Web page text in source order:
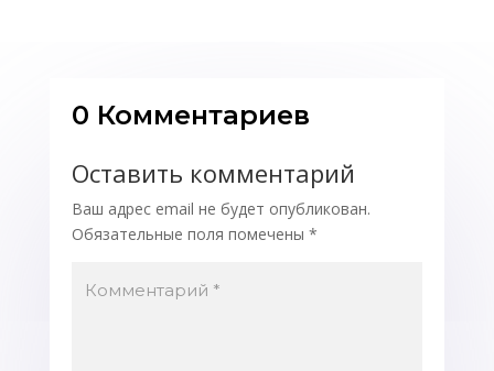
0 Комментариев
Оставить комментарий
Ваш адрес email не будет опубликован.
Обязательные поля помечены *